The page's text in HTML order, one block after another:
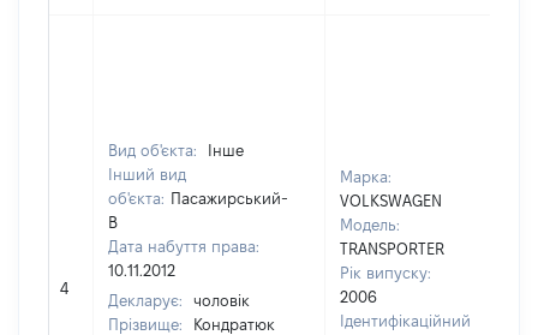
4
Вид об'єкта:
Інше
Інший вид
об'єкта: Пасажирський-
В
Дата набуття права:
10.11.2012
Декларує:
чоловік
Прізвище:
Кондратюк
Марка:
VOLKSWAGEN
Модель:
TRANSPORTER
Рік випуску:
2006
Ідентифікаційний